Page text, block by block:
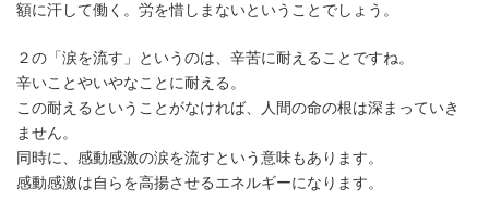
額に汗して働く。労を惜しまないということでしょう。
２の「涙を流す」というのは、辛苦に耐えることですね。
辛いことやいやなことに耐える。
この耐えるということがなければ、人間の命の根は深まっていき
ません。
同時に、感動感激の涙を流すという意味もあります。
感動感激は自らを高揚させるエネルギーになります。